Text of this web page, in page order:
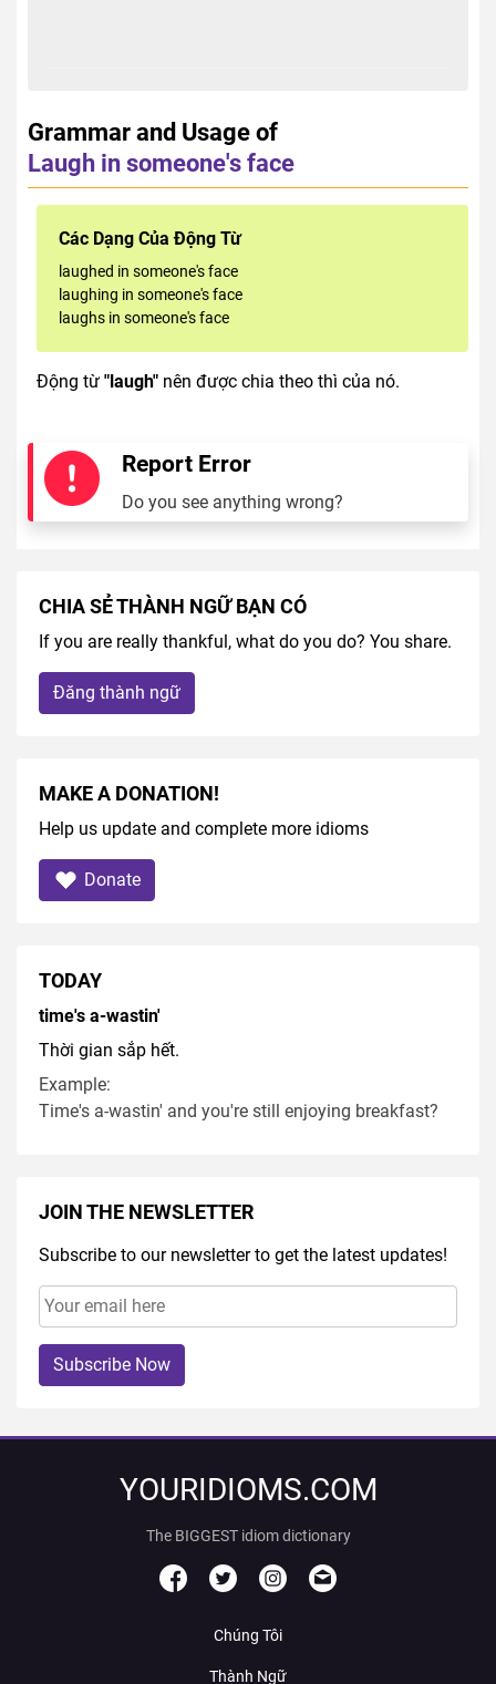
Grammar and Usage of
Laugh in someone's face
Các Dạng Của Động Từ
laughed in someone's face
laughing in someone's face
laughs in someone's face
Động từ "laugh" nên được chia theo thì của nó.
Report Error
Do you see anything wrong?
CHIA SẺ THÀNH NGỮ BẠN CÓ
If you are really thankful, what do you do? You share.
Đăng thành ngữ
MAKE A DONATION!
Help us update and complete more idioms
Donate
TODAY
time's a-wastin'
Thời gian sắp hết.
Example:
Time's a-wastin' and you're still enjoying breakfast?
JOIN THE NEWSLETTER
Subscribe to our newsletter to get the latest updates!
Subscribe Now
YOURIDIOMS.COM
The BIGGEST idiom dictionary
Chúng Tôi
Thành Ngữ